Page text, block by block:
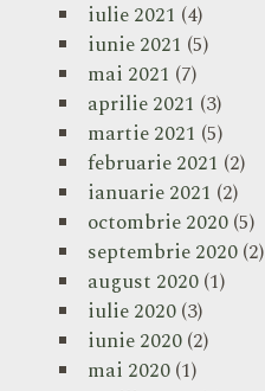
iulie 2021 (4)
iunie 2021 (5)
mai 2021 (7)
aprilie 2021 (3)
martie 2021 (5)
februarie 2021 (2)
ianuarie 2021 (2)
octombrie 2020(5)
septembrie 2020(2)
august 2020(1)
iulie 2020(3)
iunie 2020(2)
mai 2020(1)